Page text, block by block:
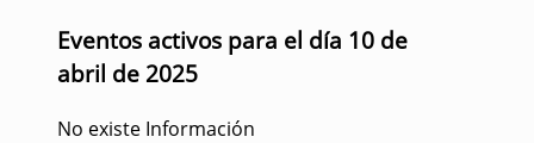
Eventos activos para el día 10 de
abril de 2025
No existe Información